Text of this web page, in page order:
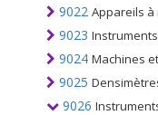
9022 Appareils à rayons X, alpha, bêta, rayons gamma;
9023 Instruments, appareils et
9024 Machines et appareils pour tester la
9025 Densimètres et instruments
9026 Instruments, appareils de mesure ou de